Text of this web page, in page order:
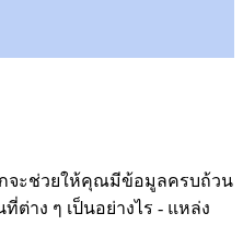
กจะช่วยให้คุณมีข้อมูลครบถ้วน
ต่าง ๆ เป็นอย่างไร - แหล่ง